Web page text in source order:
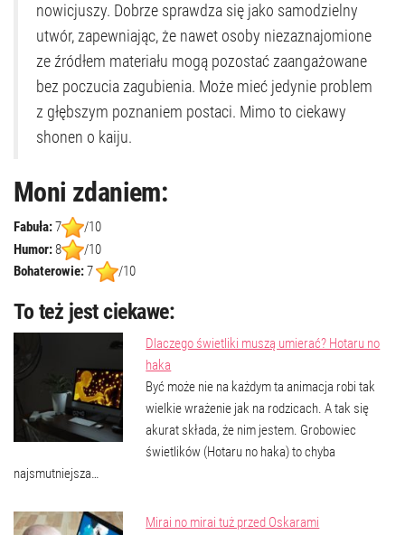
nowicjuszy. Dobrze sprawdza się jako samodzielny
utwór, zapewniając, że nawet osoby niezaznajomione
ze źródłem materiału mogą pozostać zaangażowane
bez poczucia zagubienia. Może mieć jedynie problem
z głębszym poznaniem postaci. Mimo to ciekawy
shonen o kaiju.
Moni zdaniem:
Fabuła:7
/10
Humor:8
/10
Bohaterowie:7 /10
To też jest ciekawe:
Dlaczego świetliki muszą umierać? Hotaru no
haka
Być może nie na każdym ta animacja robi tak
wielkie wrażenie jak na rodzicach. A tak się
akurat składa, że nim jestem. Grobowiec
świetlików (Hotaru no haka) to chyba
najsmutniejsza…
Mirai no mirai tuż przed Oskarami